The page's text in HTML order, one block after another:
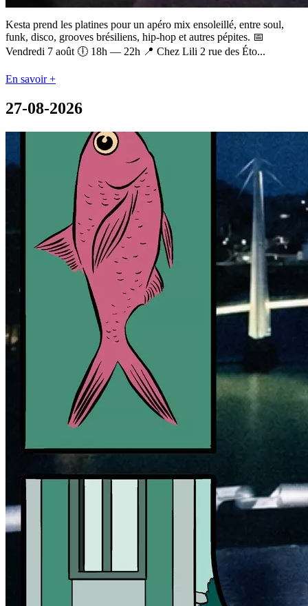
Kesta prend les platines pour un apéro mix ensoleillé, entre soul,
funk, disco, grooves brésiliens, hip-hop et autres pépites. 📅
Vendredi 7 août 🕕 18h — 22h 📍 Chez Lili 2 rue des Éto...
En savoir +
27-08-2026